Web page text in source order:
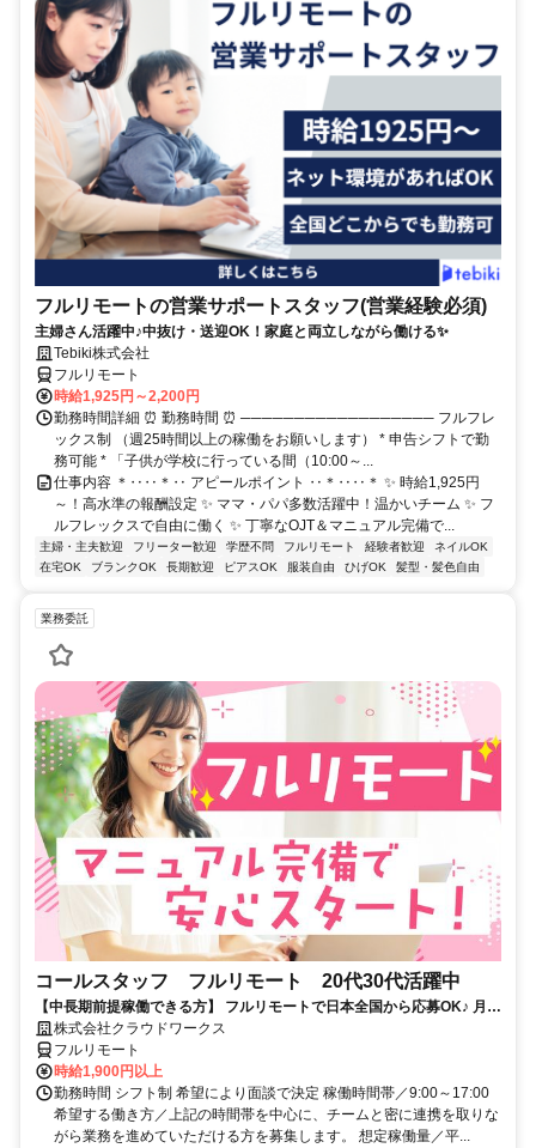
フルリモートの営業サポートスタッフ(営業経験必須)
主婦さん活躍中♪中抜け・送迎OK！家庭と両立しながら働ける✨
Tebiki株式会社
フルリモート
時給1,925円～2,200円
勤務時間詳細 ⏰ 勤務時間 ⏰ ────────────────── フルフレ
ックス制 （週25時間以上の稼働をお願いします） * 申告シフトで勤
務可能 * 「子供が学校に行っている間（10:00～...
仕事内容 ＊‥‥＊‥ アピールポイント ‥＊‥‥＊ ✨ 時給1,925円
～！高水準の報酬設定 ✨ ママ・パパ多数活躍中！温かいチーム ✨ フ
ルフレックスで自由に働く ✨ 丁寧なOJT＆マニュアル完備で...
主婦・主夫歓迎 フリーター歓迎 学歴不問 フルリモート 経験者歓迎
ネイルOK
在宅OK
ブランクOK 長期歓迎 ピアスOK 服装自由 ひげOK 髪型・髪色自由
業務委託
コールスタッフ フルリモート 20代30代活躍中
【中長期前提稼働できる方】 フルリモートで日本全国から応募OK♪ 月稼
働80時間で安定収入！
株式会社クラウドワークス
フルリモート
時給1,900円以上
勤務時間 シフト制 希望により面談で決定 稼働時間帯／9:00～17:00
希望する働き方／上記の時間帯を中心に、チームと密に連携を取りな
がら業務を進めていただける方を募集します。 想定稼働量／平...